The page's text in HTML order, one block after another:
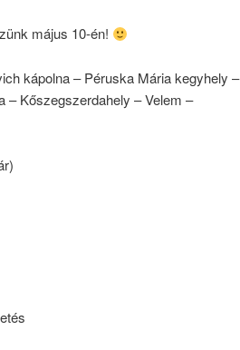
május 10-én!
kápolna – Péruska Mária kegyhely –
– Kőszegszerdahely – Velem –